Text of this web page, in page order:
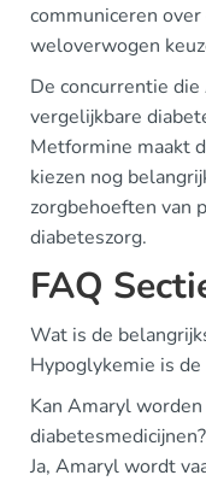
communiceren
weloverwogen
De concurrentie
vergelijkbare
Metformine maakt
kiezen nog
zorgbehoeften van
diabeteszorg.
FAQ
Wat is de
Hypoglykemie is
Kan Amaryl
diabetesmedicijnen?
Ja, Amaryl wordt